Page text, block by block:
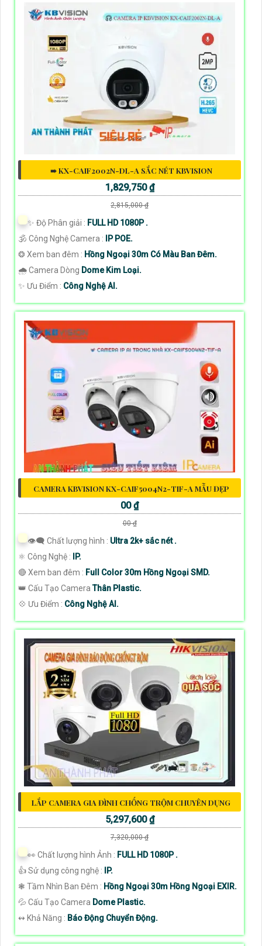
➠ KX-CAIF2002N-DL-A SẮC NÉT KBVISION
1,829,750 ₫
2,815,000 ₫
✨ Độ Phân giải : FULL HD 1080P .
🕉️ Công Nghệ Camera :
IP POE.
❂ Xem ban đêm : Hồng Ngoại 30m Có Màu Ban Đêm.
🌧️ Camera Dòng Dome Kim Loại.
️✨ Ưu Điểm : Công Nghệ AI.
CAMERA KBVISION KX-CAIF5004N2-TIF-A MẪU ĐẸP
00 ₫
00 ₫
👁️‍🗨 Chất lượng hình : Ultra 2k+ sắc nét .
⚛️ Công Nghệ :
IP.
🔴 Xem ban đêm : Full Color 30m Hồng Ngoại SMD.
👑 Cấu Tạo CameraThân Plastic.
️💠 Ưu Điểm : Công Nghệ AI.
LẮP CAMERA GIA ĐÌNH CHỐNG TRỘM CHUYÊN DỤNG
5,297,600 ₫
7,320,000 ₫
️👀 Chất lượng hình Ảnh : FULL HD 1080P .
👍 Sử dụng công nghệ :
IP.
❃ Tầm Nhìn Ban Đêm : Hồng Ngoại 30m Hồng Ngoại EXIR.
💦 Cấu Tạo Camera Dome Plastic.
️↭ Khả Năng : Báo Động Chuyển Động.